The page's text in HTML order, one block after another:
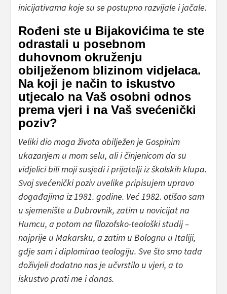
inicijativama koje su se postupno razvijale i jačale.
Rođeni ste u Bijakovićima te ste
odrastali u posebnom
duhovnom okruženju
obilježenom blizinom vidjelaca.
Na koji je način to iskustvo
utjecalo na Vaš osobni odnos
prema vjeri i na Vaš svećenički
poziv?
Veliki dio moga života obilježen je Gospinim
ukazanjem u mom selu, ali i činjenicom da su
vidjelici bili moji susjedi i prijatelji iz školskih klupa.
Svoj svećenički poziv uvelike pripisujem upravo
događajima iz 1981. godine. Već 1982. otišao sam
u sjemenište u Dubrovnik, zatim u novicijat na
Humcu, a potom na filozofsko-teološki studij –
najprije u Makarsku, a zatim u Bolognu u Italiji,
gdje sam i diplomirao teologiju. Sve što smo tada
doživjeli dodatno nas je učvrstilo u vjeri, a to
iskustvo prati me i danas.